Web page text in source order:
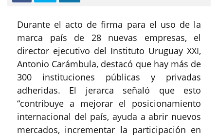
Durante el acto de firma para el uso de la
marca país de 28 nuevas empresas, el
director ejecutivo del Instituto Uruguay XXI,
Antonio Carámbula, destacó que hay más de
300 instituciones públicas y privadas
adheridas. El jerarca señaló que esto
“contribuye a mejorar el posicionamiento
internacional del país, ayuda a abrir nuevos
mercados, incrementar la participación en